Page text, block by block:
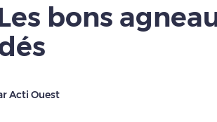
bons
Acti Ouest